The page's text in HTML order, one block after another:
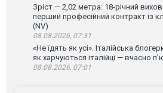
Зріст — 2,02 метра: 18-річний
перший професійний контракт із
(NV)
08.08.2026, 07:31
«Не їдять як усі». Італійська
як харчуються італійці — вчасно
08.08.2026, 07:01